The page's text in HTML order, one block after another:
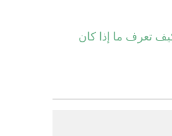
تعرف ما إذا كان